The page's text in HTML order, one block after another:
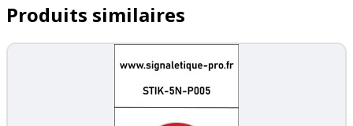
Produits similaires